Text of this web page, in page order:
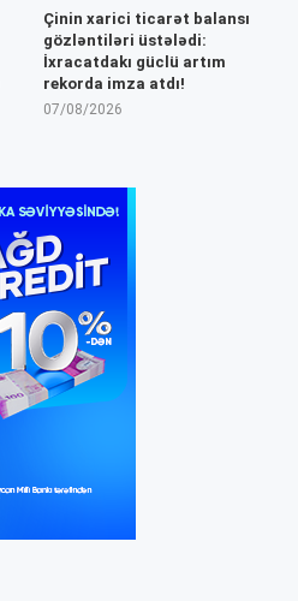
Çinin xarici ticarət balansı
gözləntiləri üstələdi:
İxracatdakı güclü artım
rekorda imza atdı!
07/08/2026